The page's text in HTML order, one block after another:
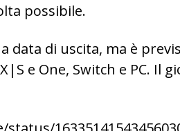
possibile.
data di uscita, ma è
e One, Switch e PC. Il